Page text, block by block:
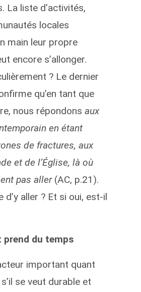
La liste d’activités,
locales
main leur propre
encore s’allonger.
? Le dernier
qu’en tant que
nous répondons aux
en étant
de fractures, aux
et de l’Église, là où
pas aller(AC, p.21).
aller ? Et si oui, est-il
prend du temps
important quant
se veut durable et